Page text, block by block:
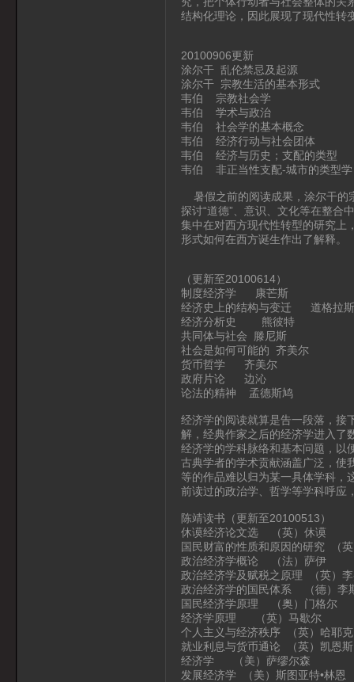
结构化理论，因此展现了现代性转
20100906更新
涂尔干 乱伦禁忌及起源
涂尔干 宗教生活的基本形式
韦伯 宗教社会学
韦伯 学术与政治
韦伯 社会学的基本概念
韦伯 经济行动与社会团体
韦伯 经济与历史；支配的类型
韦伯 非正当性支配-城市的类型学
暑假之前的阅读成果，涂尔干的
探讨“道德”、意识、文化等在整合
集中在对西方现代性转型的研究上
形式如何在西方诞生作出了解释。
（更新至20100614）
制度经济学 康芒斯
经济史上的结构与变迁 道格拉斯
经济分析史 熊彼特
共同体与社会 滕尼斯
社会是如何可能的 齐美尔
货币哲学 齐美尔
政府片论 边沁
论法的精神 孟德斯鸠
经济学的阅读就算是告一段落，接
解，经典作家之后的经济学进入了
经济学的学科脉络和基本问题，以
古典学者的学术贡献涵盖广泛，使
等的作品难以归为某一具体学科，
前读过的政治学、哲学等学科呼应
陈靖读书（更新至20100513）
休谟经济论文选 （英）休谟
国民财富的性质和原因的研究 （
政治经济学概论 （法）萨伊
政治经济学及赋税之原理 （英）
政治经济学的国民体系 （德）李
国民经济学原理 （奥）门格尔
经济学原理 （英）马歇尔
个人主义与经济秩序 （英）哈耶克
就业利息与货币通论 （英）凯恩斯
经济学 （美）萨缪尔森
发展经济学 （美）斯图亚特•林恩